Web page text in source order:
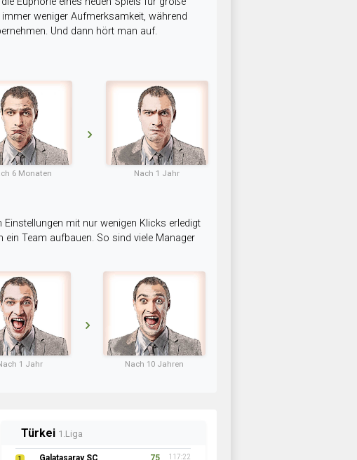
weniger Aufmerksamkeit, während
Und dann hört man auf.
6 Monaten Nach 1 Jahr
mit nur wenigen Klicks erledigt
Team aufbauen. So sind viele Manager
1 Jahr Nach 10 Jahren
Türkei 1.Liga
1 Galatasaray SC 75 117:22